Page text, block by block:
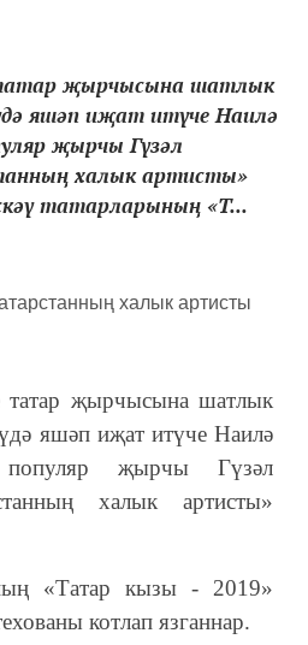
татар җырчысына шатлык
яшәп иҗат итүче Наилә
җырчы Гүзәл
халык артисты»
татарларының «Т...
татар җырчысына шатлык
яшәп иҗат итүче Наилә
популяр җырчы Гүзәл
халык артисты»
«Татар кызы - 2019»
котлап язганнар.